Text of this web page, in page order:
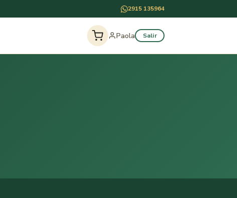
2915 135964
Paola Salir